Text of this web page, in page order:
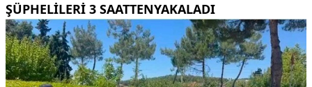
ŞÜPHELILERI 3 SAATTENYAKALADI